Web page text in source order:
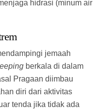
mengingat suhu
rentan memicu
dari maktab di
haji asal Pragaan,
aman dan
pengawasan ketat